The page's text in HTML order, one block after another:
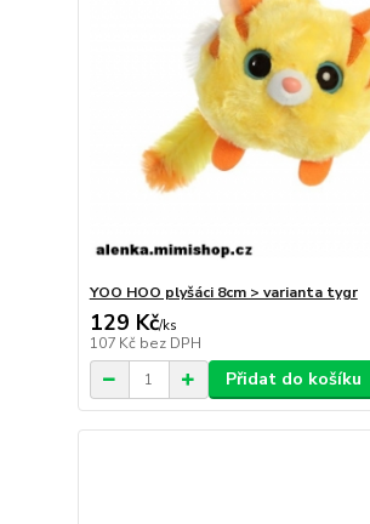
YOO HOO plyšáci 8cm > varianta tygr
129 Kč/ks
107 Kč bez DPH
Přidat do košíku